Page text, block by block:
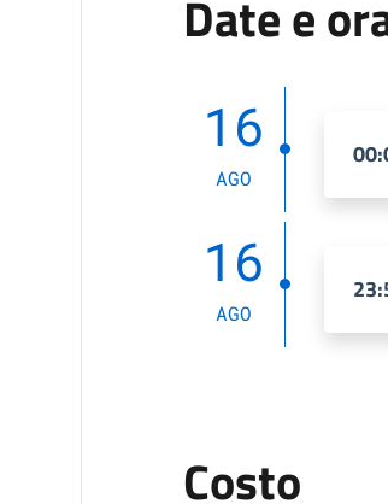
Date e
16
AGO
16
AGO
Costo